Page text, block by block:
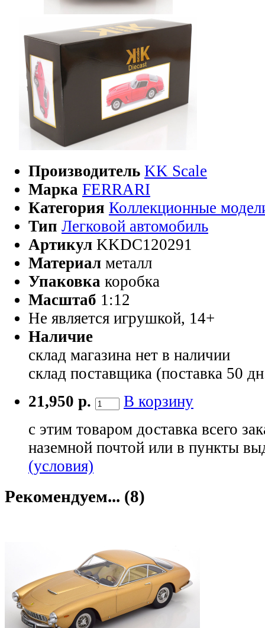
Производитель KK Scale
Марка FERRARI
Категория Коллекционные
Тип Легковой автомобиль
Артикул KKDC120291
Материал металл
Упаковка коробка
Масштаб 1:12
Не является игрушкой, 14+
Наличие
склад магазина нет в наличии
склад поставщика (поставка 50
21,950 р.
В корзину
с этим товаром доставка всего
наземной почтой или в пункты
(условия)
Рекомендуем... (8)